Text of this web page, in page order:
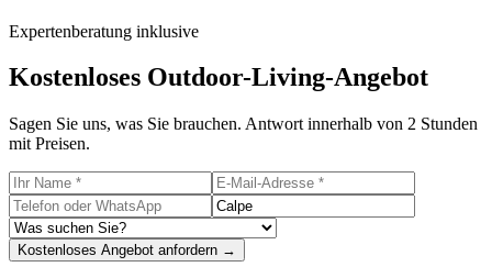
Expertenberatung inklusive
Kostenloses Outdoor-Living-Angebot
Sagen Sie uns, was Sie brauchen. Antwort innerhalb von 2 Stunden
mit Preisen.
Kostenloses Angebot anfordern →